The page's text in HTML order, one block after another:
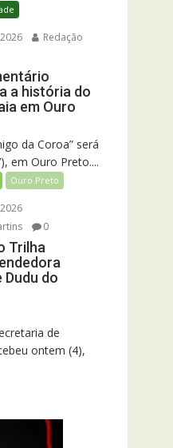
Redação
a história do
em Ouro
da Coroa” será
em Ouro Preto....
Ouro Preto
0
Trilha
Dudu do
de
ontem (4),